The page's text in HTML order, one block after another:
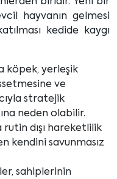
biridir. Yeni bir
hayvanın gelmesi
kedide kaygı
köpek, yerleşik
ve
stratejik
neden olabilir.
dışı hareketlilik
kendini savunmasız
sahiplerinin